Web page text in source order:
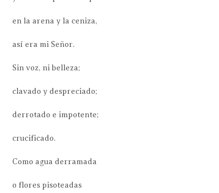
en la arena y la ceniza,
así era mi Señor.
Sin voz, ni belleza;
clavado y despreciado;
derrotado e impotente;
crucificado.
Como agua derramada
o flores pisoteadas